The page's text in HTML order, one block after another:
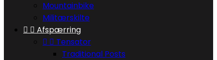
Mountainbike
Militærskilte
  Afspærring
  Tensator
Traditional Posts